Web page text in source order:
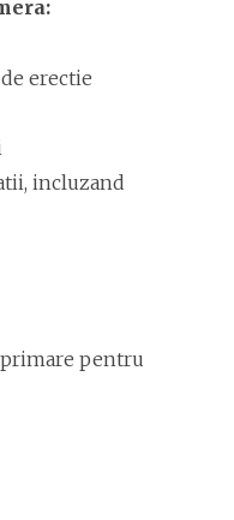
erectie
incluzand
pentru